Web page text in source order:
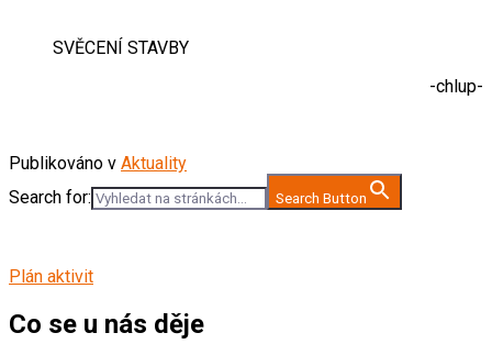
SVĚCENÍ STAVBY
-chlup-
Publikováno v Aktuality
Search for:
Search Button
Plán aktivit
Co se u nás děje